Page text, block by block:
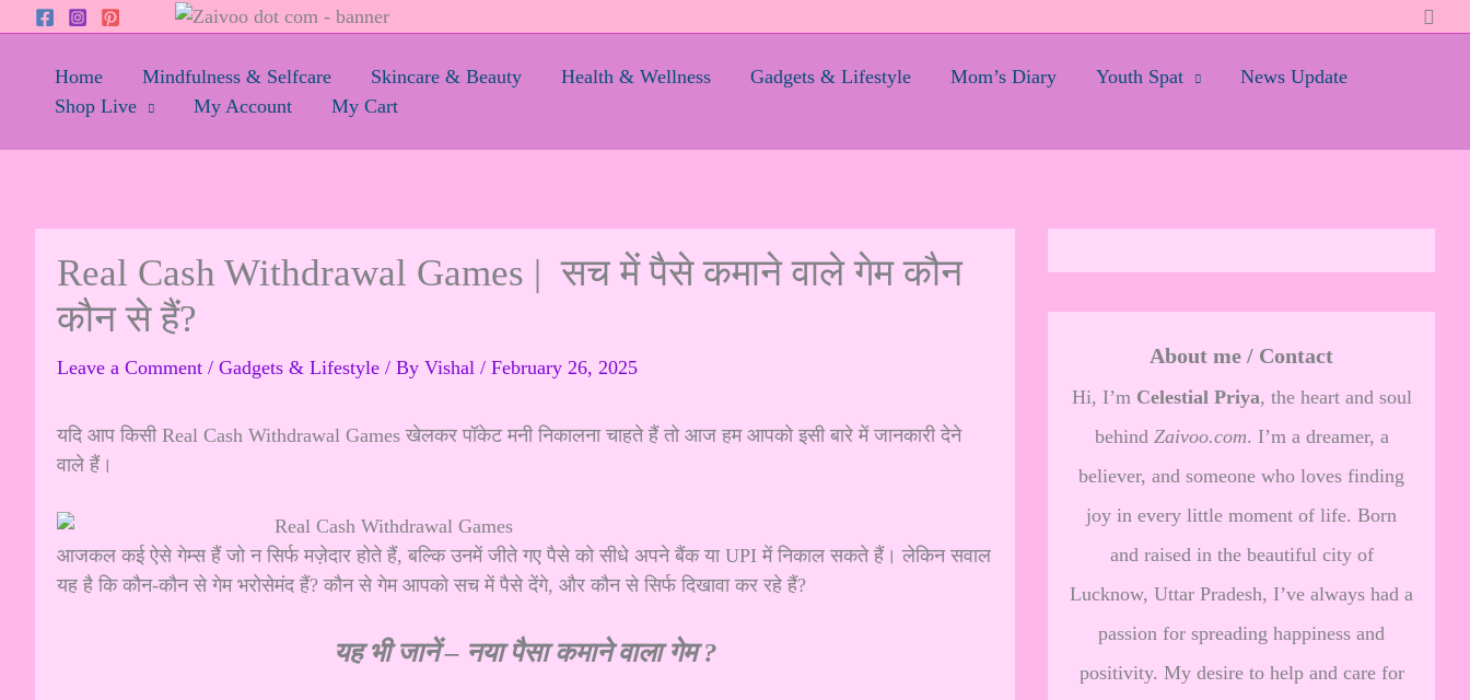
contentHome Mindfulness & Selfcare Skincare & Beauty Health & Wellness Gadgets & Lifestyle Mom’s Diary Youth Spat
News Update
Shop Live
My Account My Cart
Real Cash Withdrawal Games | सच में पैसे कमाने वाले गेम कौन
कौन से हैं?
Leave a Comment / Gadgets & Lifestyle / By Vishal / February 26, 2025
यदि आप किसी Real Cash Withdrawal Games खेलकर पॉकेट मनी निकालना चाहते हैं तो आज हम आपको इसी बारे में जानकारी देने
वाले हैं।
आजकल कई ऐसे गेम्स हैं जो न सिर्फ मज़ेदार होते हैं, बल्कि उनमें जीते गए पैसे को सीधे अपने बैंक या UPI में निकाल सकते हैं। लेकिन सवाल
यह है कि कौन-कौन से गेम भरोसेमंद हैं? कौन से गेम आपको सच में पैसे देंगे, और कौन से सिर्फ दिखावा कर रहे हैं?
यह भी जानें – नया पैसा कमाने वाला गेम ?
About me / Contact
Hi, I’m Celestial Priya, the heart and soul
behind Zaivoo.com. I’m a dreamer, a
believer, and someone who loves finding
joy in every little moment of life. Born
and raised in the beautiful city of
Lucknow, Uttar Pradesh, I’ve always had a
passion for spreading happiness and
positivity. My desire to help and care for